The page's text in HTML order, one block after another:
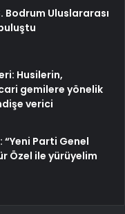
Bodrum Uluslararası
Husilerin,
gemilere yönelik
verici
“Yeni Parti Genel
Özel ile yürüyelim